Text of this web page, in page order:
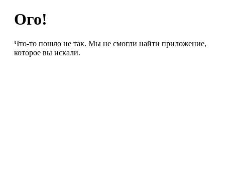
Ого!
Что-то пошло не так. Мы не смогли найти приложение,
которое вы искали.